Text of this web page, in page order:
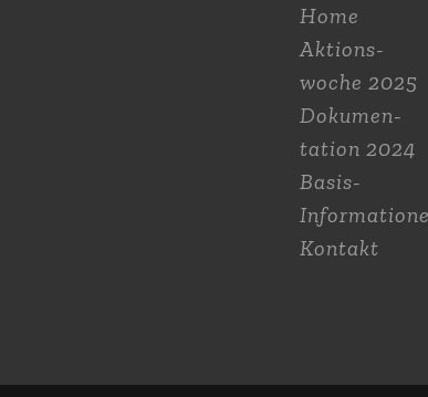
Home
Aktions­
woche 2025
Dokumen­
tation 2024
Basis-
Kontakt